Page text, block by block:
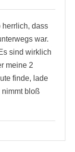
herrlich, dass
war.
sind wirklich
meine 2
finde, lade
bloß